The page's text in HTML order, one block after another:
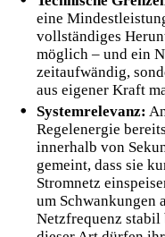
eine
vollständiges
möglich – und ein
zeitaufwändig,
aus eigener Kraft
Systemrelevanz:
Regelenergie
innerhalb von
gemeint, dass sie
Stromnetz
um Schwankungen
Netzfrequenz stabil